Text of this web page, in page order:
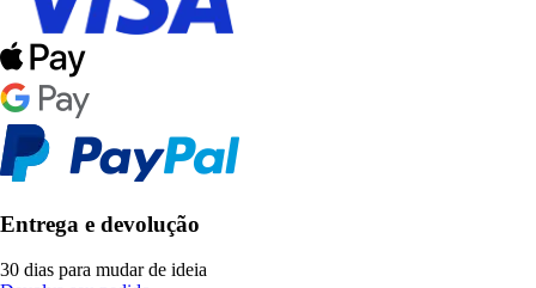
Entrega e devolução
30 dias para mudar de ideia